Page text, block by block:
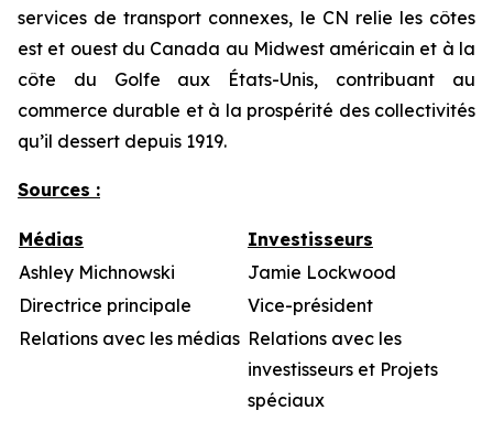
services de transport connexes, le CN relie les côtes
est et ouest du Canada au Midwest américain et à la
côte du Golfe aux États-Unis, contribuant au
commerce durable et à la prospérité des collectivités
qu’il dessert depuis 1919.
Sources :
Médias
Investisseurs
Ashley Michnowski
Jamie Lockwood
Directrice principale
Vice-président
Relations avec les médias Relations avec les
investisseurs et Projets
spéciaux